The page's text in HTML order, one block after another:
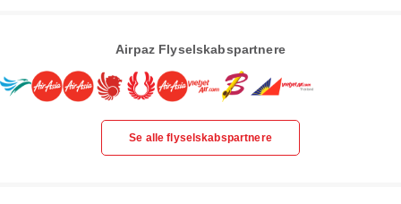
Airpaz Flyselskabspartnere
Se alle flyselskabspartnere